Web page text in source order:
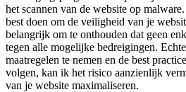
het scannen van de website op
best doen om de veiligheid van je
belangrijk om te onthouden dat geen
tegen alle mogelijke bedreigingen.
maatregelen te nemen en de best
volgen, kan ik het risico aanzienlijk
van je website maximaliseren.